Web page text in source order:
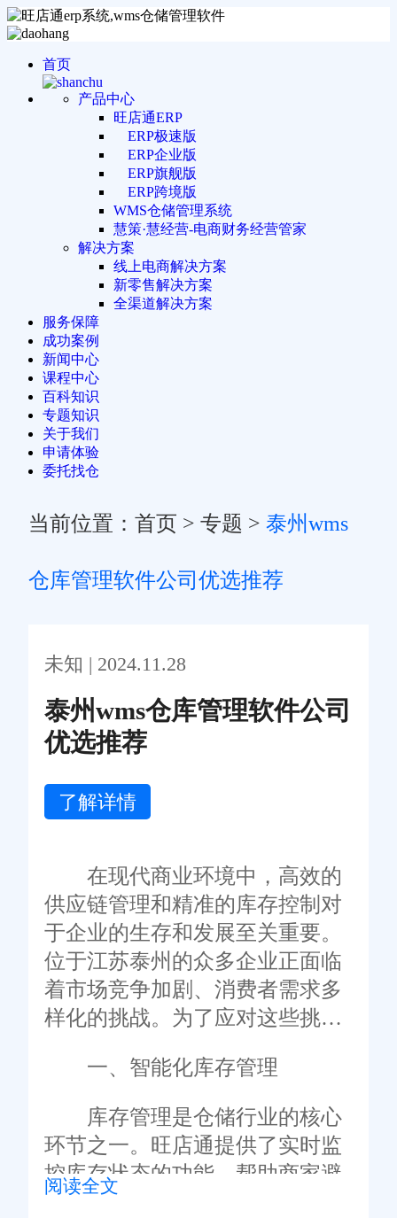
首页
产品中心
旺店通ERP
ERP极速版
ERP企业版
ERP旗舰版
ERP跨境版
WMS仓储管理系统
慧策·慧经营-电商财务经营管家
解决方案
线上电商解决方案
新零售解决方案
全渠道解决方案
服务保障
成功案例
新闻中心
课程中心
百科知识
专题知识
关于我们
申请体验
委托找仓
当前位置： 首页 > 专题 > 泰州wms
仓库管理软件公司优选推荐
未知 | 2024.11.28
泰州wms仓库管理软件公司
优选推荐
了解详情
在现代商业环境中，高效的
供应链管理和精准的库存控制对
于企业的生存和发展至关重要。
位于江苏泰州的众多企业正面临
着市场竞争加剧、消费者需求多
样化的挑战。为了应对这些挑
理系统，其中旺店通因其强大的
功能和易用性而备受青睐。本文
将探讨如何通过使用旺店通WMS
系统来优化泰州企业的运营。
一、智能化库存管理
库存管理是仓储行业的核心
环节之一。旺店通提供了实时监
控库存状态的功能，帮助商家避
免因库存不足或过剩导致的经营
阅读全文